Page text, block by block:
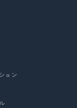
ョン